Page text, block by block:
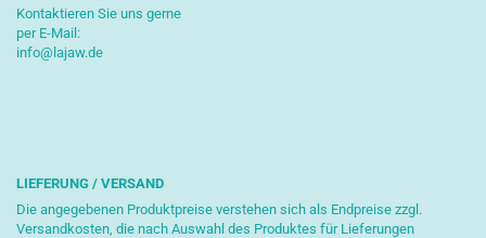
Kontaktieren Sie uns gerne
per E-Mail:
info@lajaw.de
LIEFERUNG / VERSAND
Die angegebenen Produktpreise verstehen sich als Endpreise zzgl.
Versandkosten, die nach Auswahl des Produktes für Lieferungen